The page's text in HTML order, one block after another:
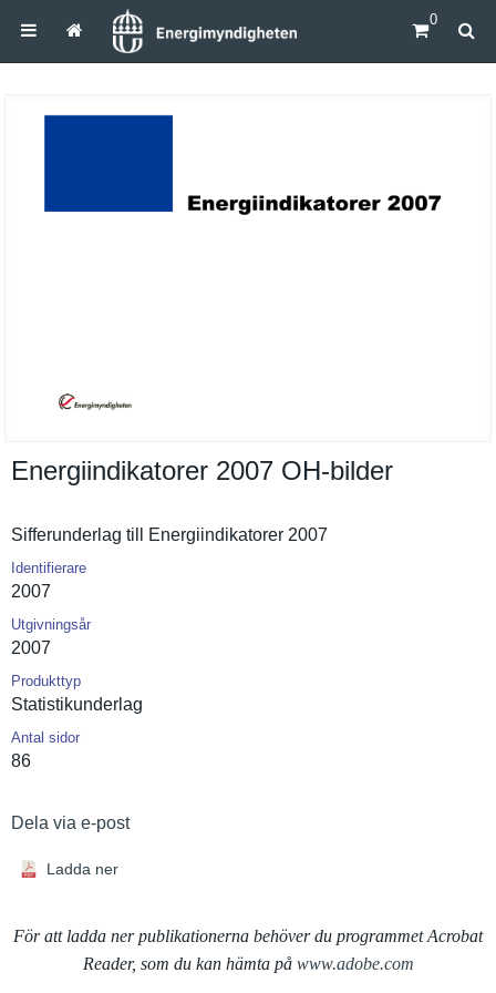
0
Energiindikatorer 2007 OH-​bilder
Sifferunde­rlag till Energiindi­katorer 2007
Identifierare
2007
Utgivningsår
2007
Produkttyp
Statistiku­nderlag
Antal sidor
86
Dela via e-post
Ladda ner
För att ladda ner publikationerna behöver du programmet Acrobat
Reader, som du kan hämta på www.adobe.com